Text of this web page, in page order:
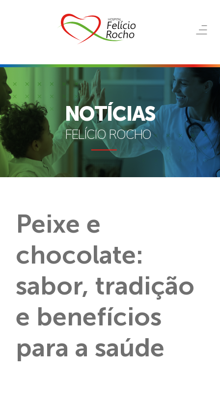
NOTÍCIAS
FELÍCIO ROCHO
Peixe e
chocolate:
sabor, tradição
e benefícios
para a saúde